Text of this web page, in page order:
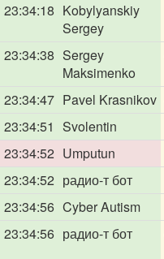
23:34:18 Kobylyanskiy
Sergey
23:34:38 Sergey
Maksimenko
23:34:47 Pavel Krasnikov
23:34:51 Svolentin
23:34:52 Umputun
23:34:52 радио-т бот
23:34:56 Cyber Autism
23:34:56 радио-т бот